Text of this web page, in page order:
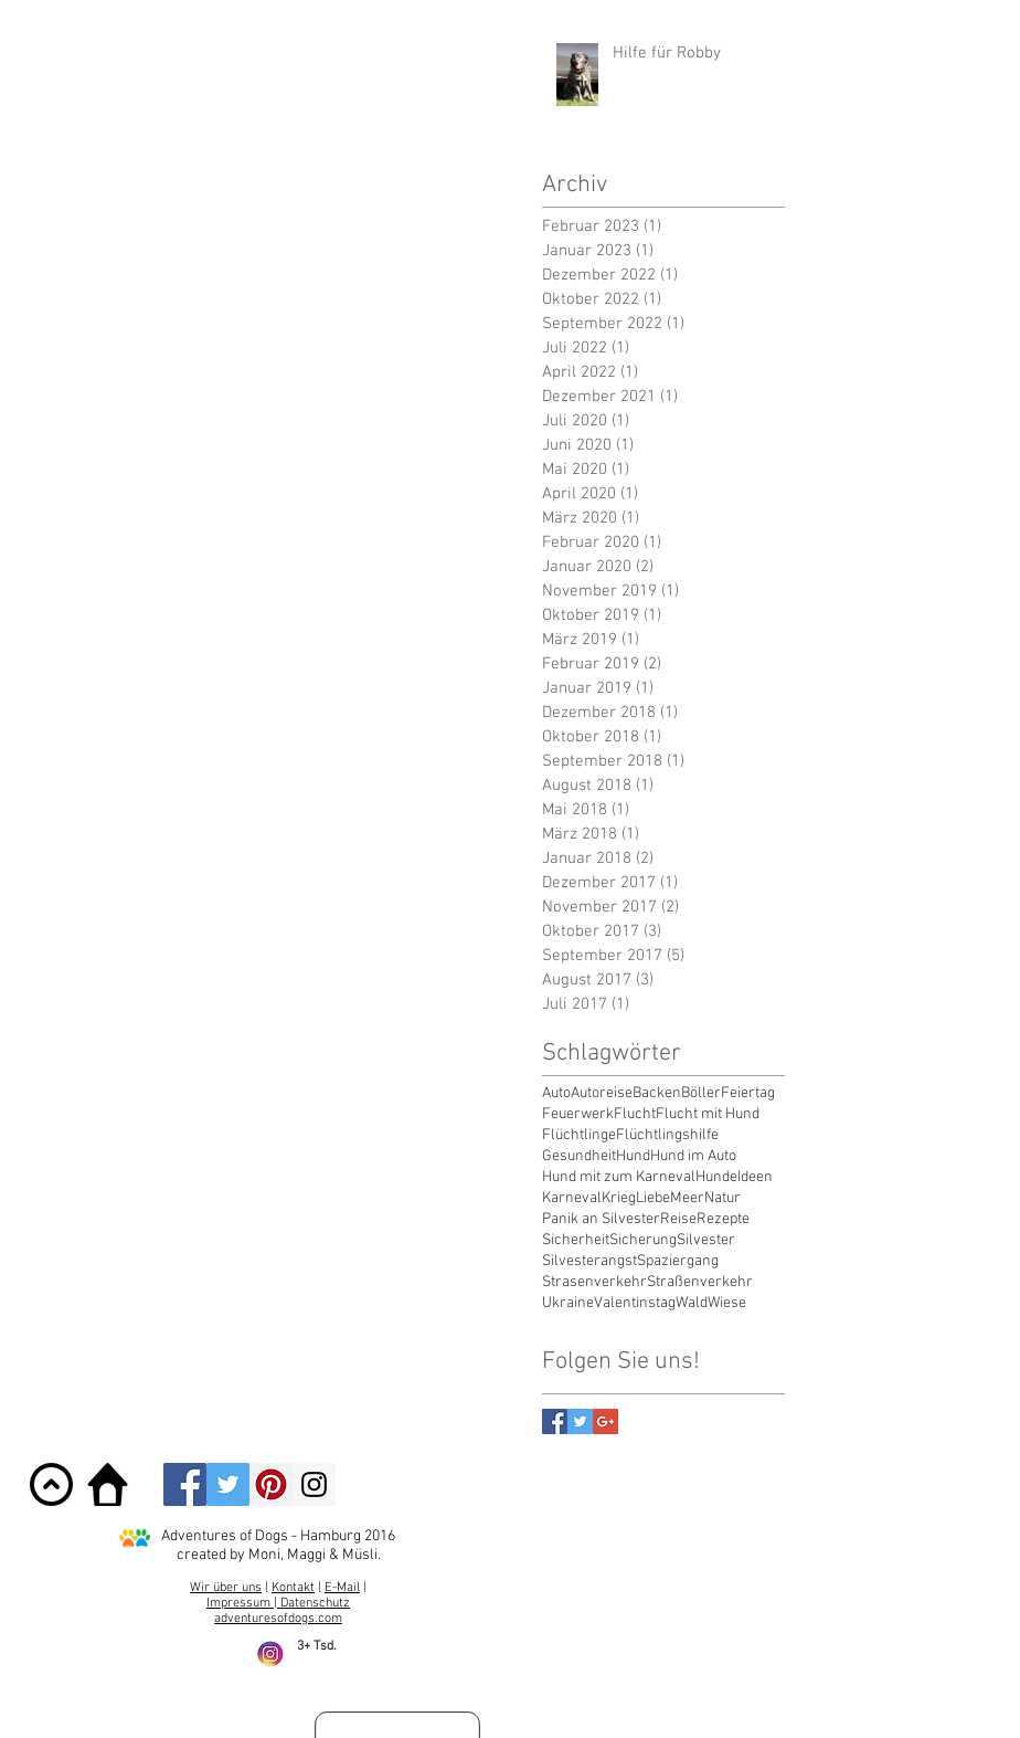
Hilfe für Robby
Archiv
Februar 2023 (1)
Januar 2023 (1)
Dezember 2022 (1)
Oktober 2022 (1)
September 2022 (1)
Juli 2022 (1)
April 2022 (1)
Dezember 2021 (1)
Juli 2020 (1)
Juni 2020 (1)
Mai 2020 (1)
April 2020 (1)
März 2020 (1)
Februar 2020 (1)
Januar 2020 (2)
November 2019 (1)
Oktober 2019 (1)
März 2019 (1)
Februar 2019 (2)
Januar 2019 (1)
Dezember 2018 (1)
Oktober 2018 (1)
September 2018 (1)
August 2018 (1)
Mai 2018 (1)
März 2018 (1)
Januar 2018 (2)
Dezember 2017 (1)
November 2017 (2)
Oktober 2017 (3)
September 2017 (5)
August 2017 (3)
Juli 2017 (1)
Schlagwörter
AutoAutoreiseBackenBöllerFeiertag
FeuerwerkFluchtFlucht mit Hund
FlüchtlingeFlüchtlingshilfe
GesundheitHundHund im Auto
Hund mit zum KarnevalHundeIdeen
KarnevalKriegLiebeMeerNatur
Panik an SilvesterReiseRezepte
SicherheitSicherungSilvester
SilvesterangstSpaziergang
StrasenverkehrStraßenverkehr
UkraineValentinstagWaldWiese
Folgen Sie uns!
Adventures of Dogs - Hamburg 2016
created by Moni, Maggi & Müsli.
Wir über uns Kontakt E-Mail
Impressum
Datenschutz
adventuresofdogs.com
3+ Tsd.